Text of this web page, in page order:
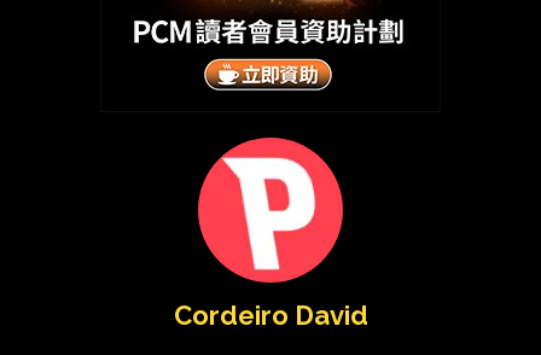
Cordeiro David